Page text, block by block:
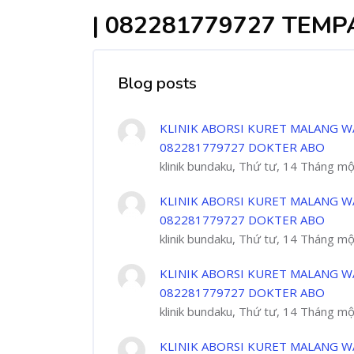
| 082281779727
Blog posts
KLINIK ABORSI KURET MALANG
082281779727 DOKTER ABO
klinik bundaku, Thứ tư, 14 Tháng
KLINIK ABORSI KURET MALANG
082281779727 DOKTER ABO
klinik bundaku, Thứ tư, 14 Tháng
KLINIK ABORSI KURET MALANG
082281779727 DOKTER ABO
klinik bundaku, Thứ tư, 14 Tháng
KLINIK ABORSI KURET MALANG